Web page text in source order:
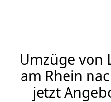
Umzüge von
am Rhein
jetzt